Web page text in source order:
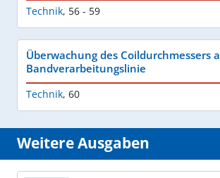
Technik, 56 - 59
Überwachung des Coildurchmessers
Bandverarbeitungslinie
Technik, 60
Weitere Ausgaben